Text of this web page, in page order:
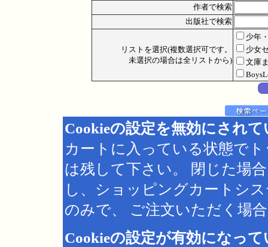
作者で検索
出版社で検索
リストを選択(複数選択可です。
未選択の場合は全リストから)
少年
少女
文庫
Cookieの設定を無効にされ
カートに入っている状態で
は残して下さい。 閉じた場
し、ショッピングカートシ
のみで、 ご注文いただく場
Cookieの設定が有効になっ